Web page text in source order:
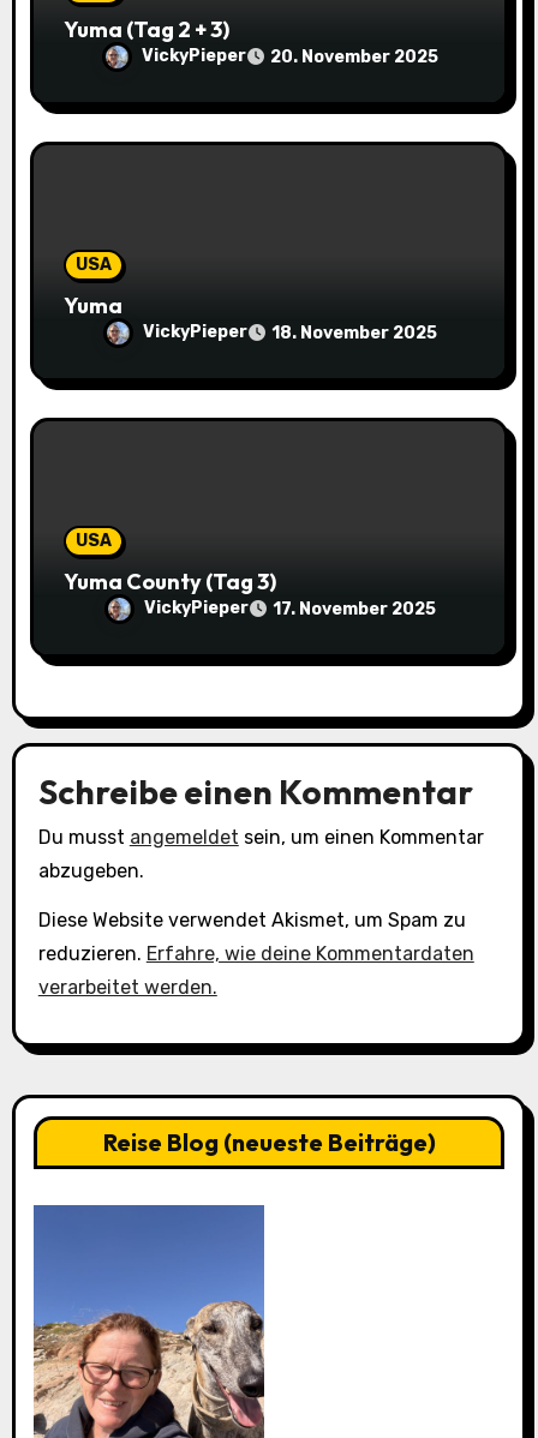
i
Yuma (Tag 2 + 3)
VickyPieper 20. November 2025
USA
Yuma
VickyPieper 18. November 2025
USA
Yuma County (Tag 3)
VickyPieper 17. November 2025
Schreibe einen Kommentar
Du musst angemeldet sein, um einen Kommentar
abzugeben.
Diese Website verwendet Akismet, um Spam zu
reduzieren. Erfahre, wie deine Kommentardaten
verarbeitet werden.
Reise Blog (neueste Beiträge)